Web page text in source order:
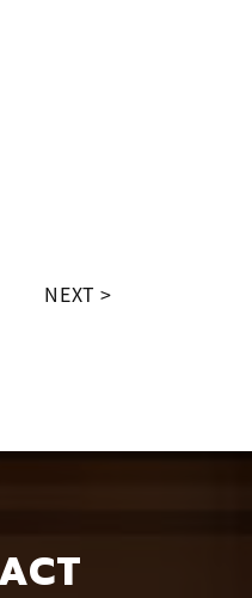
NEXT